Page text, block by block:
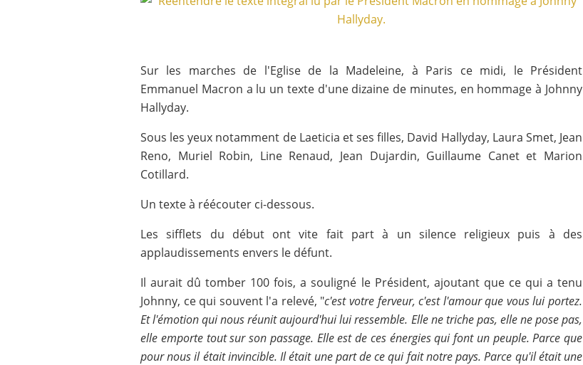
Sur les marches de l'Eglise de la Madeleine, à Paris ce midi, le Président
Emmanuel Macron a lu un texte d'une dizaine de minutes, en hommage à Johnny
Hallyday.
Sous les yeux notamment de Laeticia et ses filles, David Hallyday, Laura Smet, Jean
Reno, Muriel Robin, Line Renaud, Jean Dujardin, Guillaume Canet et Marion
Cotillard.
Un texte à réécouter ci-dessous.
Les sifflets du début ont vite fait part à un silence religieux puis à des
applaudissements envers le défunt.
Il aurait dû tomber 100 fois, a souligné le Président, ajoutant que ce qui a tenu
Johnny, ce qui souvent l'a relevé, "c'est votre ferveur, c'est l'amour que vous lui portez.
Et l'émotion qui nous réunit aujourd'hui lui ressemble. Elle ne triche pas, elle ne pose pas,
elle emporte tout sur son passage. Elle est de ces énergies qui font un peuple. Parce que
pour nous il était invincible. Il était une part de ce qui fait notre pays. Parce qu'il était une